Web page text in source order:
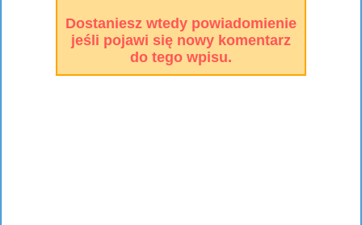
Dostaniesz wtedy powiadomienie
jeśli pojawi się nowy komentarz
do tego wpisu.